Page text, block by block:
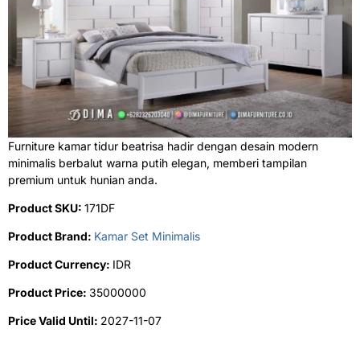
Furniture kamar tidur beatrisa hadir dengan desain modern
minimalis berbalut warna putih elegan, memberi tampilan
premium untuk hunian anda.
Product SKU: 171DF
Product Brand: Kamar Set Minimalis
Product Currency: IDR
Product Price: 35000000
Price Valid Until: 2027-11-07